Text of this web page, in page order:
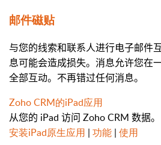
邮件磁贴
与您的线索和联系人进行电子邮件
息可能会造成损失。消息允许您在
全部互动。不再错过任何消息。
Zoho CRM的iPad应用
从您的 iPad 访问 Zoho CRM 数据。
安装iPad原生应用 | 功能 | 使用